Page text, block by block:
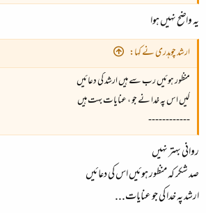
یہ واضح نہیں ہوا
ارشد چوہدری نے کہا:
منظور ہوئیں رب سے ہیں ارشد کی دعائیں
کیں اس پہ خدا نے جو ، عنایات بہت ہیں
------------
روانی بہتر نہیں
صد شکر کہ منظور ہوئیں اس کی دعائیں
ارشد پہ خدا کی جو عنایات...